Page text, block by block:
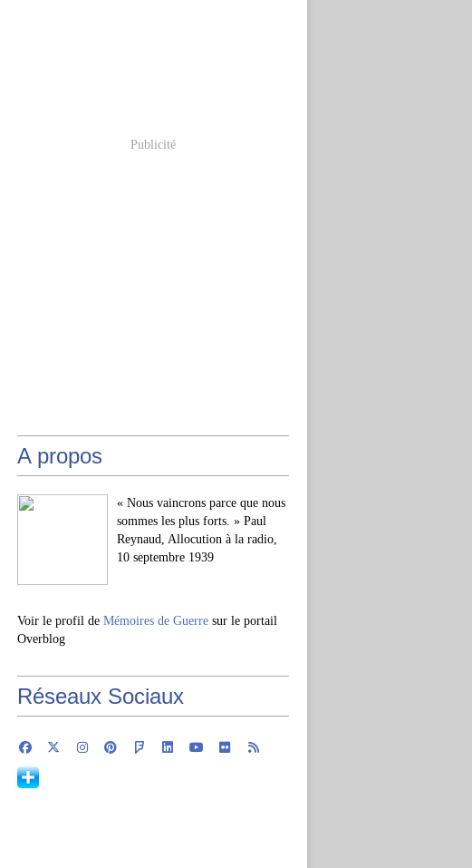
Publicité
A propos
« Nous vaincrons parce que nous
sommes les plus forts. » Paul
Reynaud, Allocution à la radio,
10 septembre 1939
Voir le profil de Mémoires de Guerre sur le portail
Overblog
Réseaux Sociaux